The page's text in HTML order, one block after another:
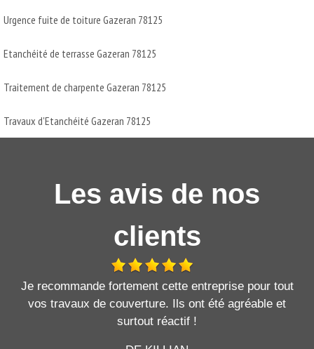
Urgence fuite de toiture Gazeran 78125
Etanchéité de terrasse Gazeran 78125
Traitement de charpente Gazeran 78125
Travaux d'Etanchéité Gazeran 78125
Les avis de nos
clients
Je recommande fortement cette entreprise pour tout
vos travaux de couverture. Ils ont été agréable et
surtout réactif !